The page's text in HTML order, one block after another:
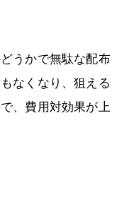
うかで無駄な配布
なくなり、狙える
、費用対効果が上